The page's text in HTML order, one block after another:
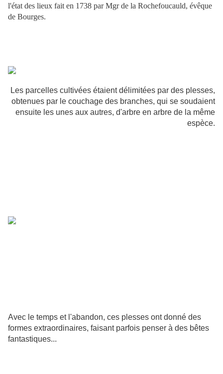
l'état des lieux fait en 1738 par Mgr de la Rochefoucauld, évêque
de Bourges.
Les parcelles cultivées étaient délimitées par des plesses,
obtenues par le couchage des branches, qui se soudaient
ensuite les unes aux autres, d'arbre en arbre de la même
espèce.
Avec le temps et l'abandon, ces plesses ont donné des
formes extraordinaires, faisant parfois penser à des bêtes
fantastiques...